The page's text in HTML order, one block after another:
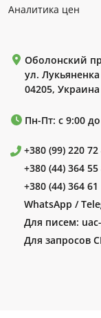
Аналитика цен
Оболонский
ул.
04205, Украина
Пн-Пт: с 9:00
+380 (99) 220 72
+380 (44) 364 55
+380 (44) 364 61
WhatsApp /
Для писем:
Для запросов